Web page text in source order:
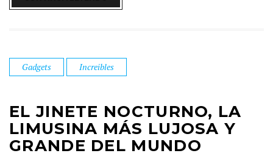
Gadgets Increibles
EL JINETE NOCTURNO, LA
LIMUSINA MÁS LUJOSA Y
GRANDE DEL MUNDO